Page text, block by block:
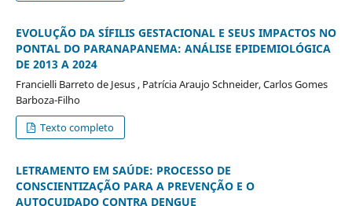
EVOLUÇÃO DA SÍFILIS GESTACIONAL E SEUS IMPACTOS NO
PONTAL DO PARANAPANEMA: ANÁLISE EPIDEMIOLÓGICA
DE 2013 A 2024
Francielli Barreto de Jesus , Patrícia Araujo Schneider, Carlos Gomes
Barboza-Filho
Texto completo
LETRAMENTO EM SAÚDE: PROCESSO DE
CONSCIENTIZAÇÃO PARA A PREVENÇÃO E O
AUTOCUIDADO CONTRA DENGUE